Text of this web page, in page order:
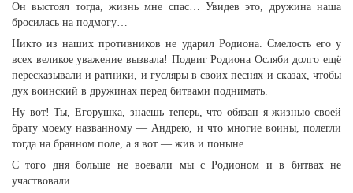
Он выстоял тогда, жизнь мне спас… Увидев это, дружина наша
бросилась на подмогу…
Никто из наших противников не ударил Родиона. Смелость его у
всех великое уважение вызвала! Подвиг Родиона Осляби долго ещё
пересказывали и ратники, и гусляры в своих песнях и сказах, чтобы
дух воинский в дружинах перед битвами поднимать.
Ну вот! Ты, Егорушка, знаешь теперь, что обязан я жизнью своей
брату моему названному — Андрею, и что многие воины, полегли
тогда на бранном поле, а я вот — жив и поныне…
С того дня больше не воевали мы с Родионом и в битвах не
участвовали.